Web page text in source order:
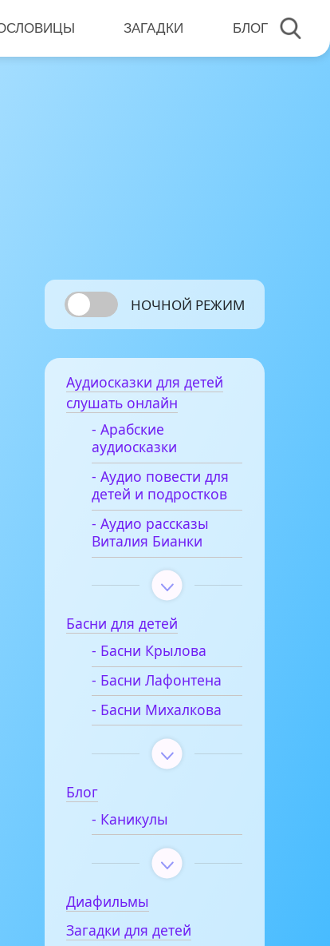
ЗАГАДКИ БЛОГ
НОЧНОЙ РЕЖИМ
Аудиосказки для детей
слушать онлайн
- Арабские
аудиосказки
- Аудио повести для
детей и подростков
- Аудио рассказы
Виталия Бианки
Басни для детей
- Басни Крылова
- Басни Лафонтена
- Басни Михалкова
Блог
- Каникулы
Диафильмы
Загадки для детей